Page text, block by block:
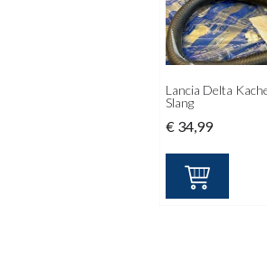
Lancia Delta
Slang
€ 34,99